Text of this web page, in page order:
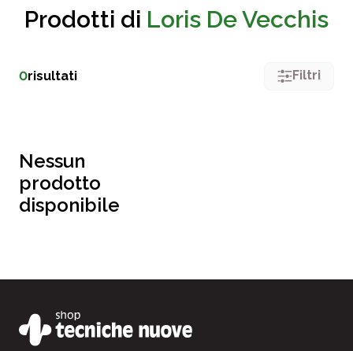
Prodotti di Loris De Vecchis
0risultati Filtri
Nessun
prodotto
disponibile